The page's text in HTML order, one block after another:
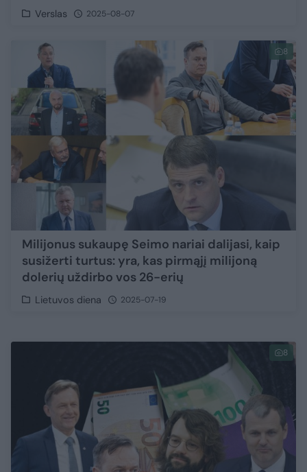
Verslas 2025-08-07
8
Milijonus sukaupę Seimo nariai dalijasi, kaip
susižerti turtus: yra, kas pirmąjį milijoną
dolerių uždirbo vos 26-erių
Lietuvos diena 2025-07-19
8